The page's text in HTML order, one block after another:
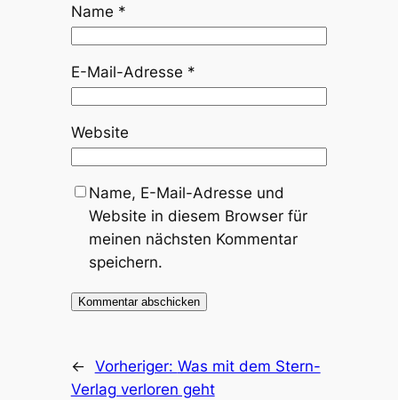
Name *
E-Mail-Adresse *
Website
Name, E-Mail-Adresse und
Website in diesem Browser für
meinen nächsten Kommentar
speichern.
← Vorheriger: Was mit dem Stern-
Verlag verloren geht